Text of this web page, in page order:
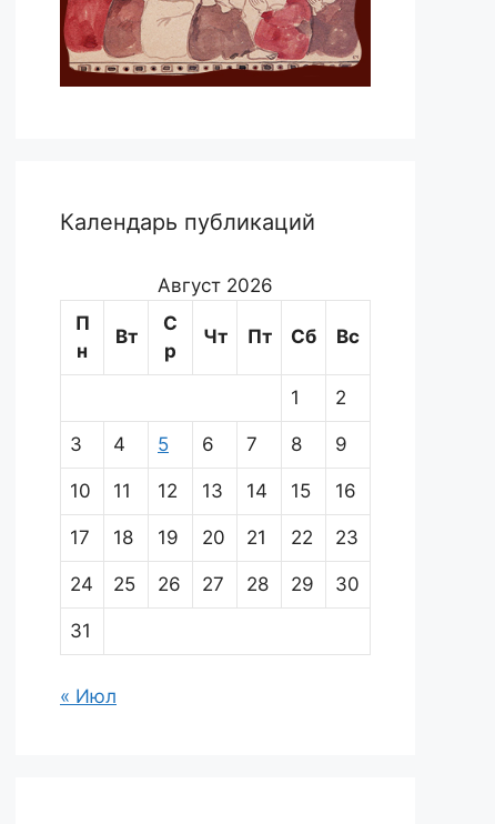
Календарь публикаций
Август 2026
П
н
Вт
С
р
Чт Пт Сб Вс
1 2
3 4 5 6 7 8 9
10 11 12 13 14 15 16
17 18 19 20 21 22 23
24 25 26 27 28 29 30
31
« Июл